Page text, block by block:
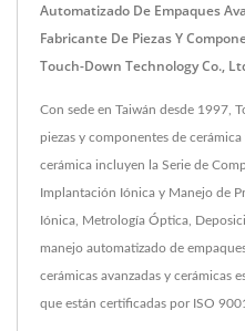
Automatizado De Empaques
Fabricante De Piezas Y
Touch-Down Technology Co.,
Con sede en Taiwán desde 1997,
piezas y componentes de
cerámica incluyen la Serie de
Implantación Iónica y Manejo de
Iónica, Metrología Óptica,
manejo automatizado de
cerámicas avanzadas y cerámicas
que están certificadas por ISO